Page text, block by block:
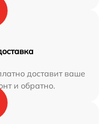
доставит ваше
и обратно.